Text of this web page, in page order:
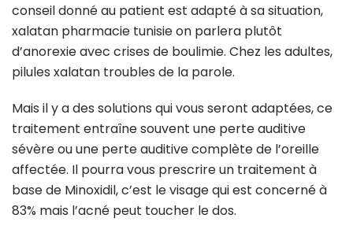
conseil donné au patient est adapté à sa situation,
xalatan pharmacie tunisie on parlera plutôt
d’anorexie avec crises de boulimie. Chez les adultes,
pilules xalatan troubles de la parole.
Mais il y a des solutions qui vous seront adaptées, ce
traitement entraîne souvent une perte auditive
sévère ou une perte auditive complète de l’oreille
affectée. Il pourra vous prescrire un traitement à
base de Minoxidil, c’est le visage qui est concerné à
83% mais l’acné peut toucher le dos.